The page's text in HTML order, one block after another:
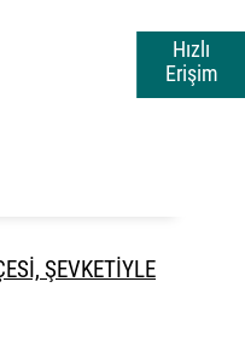
Hızlı
Erişim
ŞEVKETİYLE